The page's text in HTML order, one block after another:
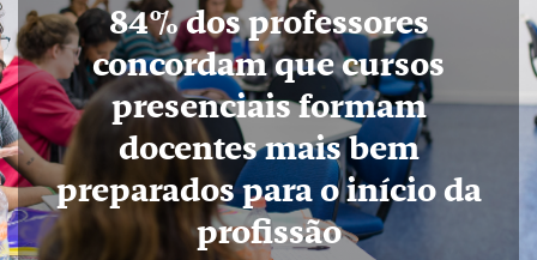
84% dos professores
concordam que cursos
presenciais formam
docentes mais bem
preparados para o início da
profissão